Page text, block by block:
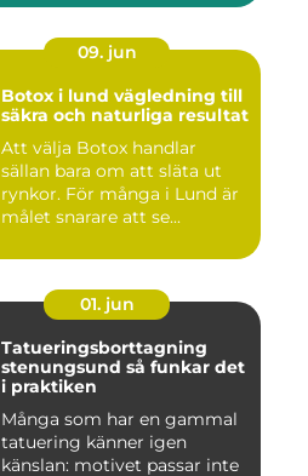
09. jun
Botox i lund vägledning till
säkra och naturliga resultat
Att välja Botox handlar
sällan bara om att släta ut
rynkor. För många i Lund är
målet snarare att se...
01. jun
Tatueringsborttagning
stenungsund så funkar det
i praktiken
Många som har en gammal
tatuering känner igen
känslan: motivet passar inte